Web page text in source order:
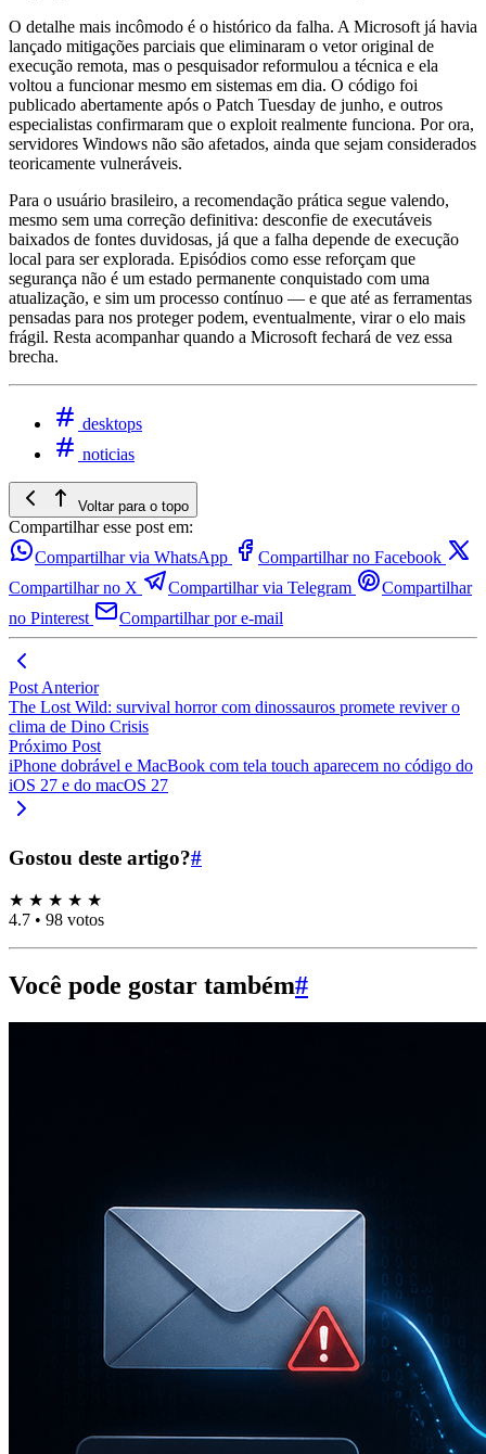
O detalhe mais incômodo é o histórico da falha. A Microsoft já havia
lançado mitigações parciais que eliminaram o vetor original de
execução remota, mas o pesquisador reformulou a técnica e ela
voltou a funcionar mesmo em sistemas em dia. O código foi
publicado abertamente após o Patch Tuesday de junho, e outros
especialistas confirmaram que o exploit realmente funciona. Por ora,
servidores Windows não são afetados, ainda que sejam considerados
teoricamente vulneráveis.
Para o usuário brasileiro, a recomendação prática segue valendo,
mesmo sem uma correção definitiva: desconfie de executáveis
baixados de fontes duvidosas, já que a falha depende de execução
local para ser explorada. Episódios como esse reforçam que
segurança não é um estado permanente conquistado com uma
atualização, e sim um processo contínuo — e que até as ferramentas
pensadas para nos proteger podem, eventualmente, virar o elo mais
frágil. Resta acompanhar quando a Microsoft fechará de vez essa
brecha.
desktops
noticias
Voltar para o topo
Compartilhar esse post em:
Compartilhar via WhatsApp
Compartilhar no Facebook
Compartilhar no X
Compartilhar via Telegram
Compartilhar
no Pinterest
Compartilhar por e-mail
Post Anterior
The Lost Wild: survival horror com dinossauros promete reviver o
clima de Dino Crisis
Próximo Post
iPhone dobrável e MacBook com tela touch aparecem no código do
iOS 27 e do macOS 27
Gostou deste artigo?#
★ ★ ★ ★ ★
4.7 • 98 votos
Você pode gostar também#